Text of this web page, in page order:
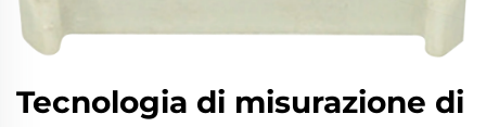
Tecnologia di misurazione di